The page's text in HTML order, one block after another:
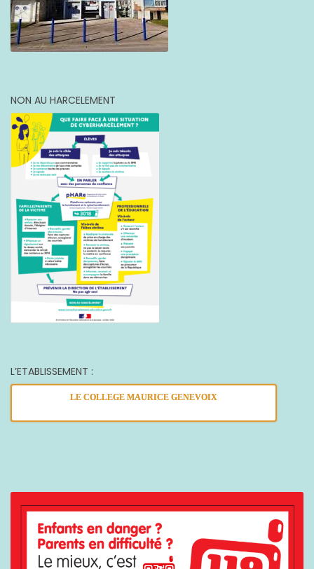
NON AU HARCELEMENT
L’ETABLISSEMENT :
LE COLLEGE MAURICE GENEVOIX